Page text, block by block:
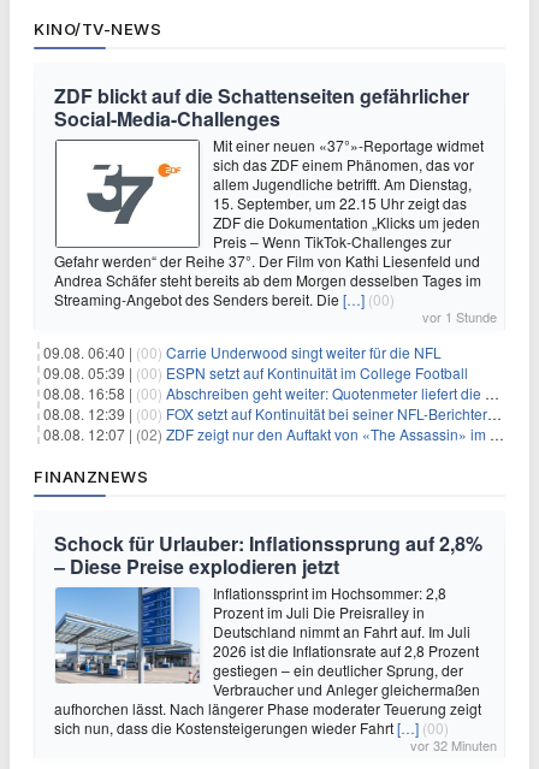
KINO/TV-NEWS
ZDF blickt auf die Schattenseiten gefährlicher
Social-Media-Challenges
Mit einer neuen «37°»-Reportage widmet
sich das ZDF einem Phänomen, das vor
allem Jugendliche betrifft. Am Dienstag,
15. September, um 22.15 Uhr zeigt das
ZDF die Dokumentation „Klicks um jeden
Preis – Wenn TikTok-Challenges zur
Gefahr werden“ der Reihe 37°. Der Film von Kathi Liesenfeld und
Andrea Schäfer steht bereits ab dem Morgen desselben Tages im
Streaming-Angebot des Senders bereit. Die […] (00)
vor 1 Stunde
09.08. 06:40 | (00) Carrie Underwood singt weiter für die NFL
09.08. 05:39 | (00) ESPN setzt auf Kontinuität im College Football
08.08. 16:58 | (00) Abschreiben geht weiter: Quotenmeter liefert die Vorlagen
08.08. 12:39 | (00) FOX setzt auf Kontinuität bei seiner NFL-Berichterstattung
08.08. 12:07 | (02) ZDF zeigt nur den Auftakt von «The Assassin» im Fernsehen
FINANZNEWS
Schock für Urlauber: Inflationssprung auf 2,8%
– Diese Preise explodieren jetzt
Inflationssprint im Hochsommer: 2,8
Prozent im Juli Die Preisralley in
Deutschland nimmt an Fahrt auf. Im Juli
2026 ist die Inflationsrate auf 2,8 Prozent
gestiegen – ein deutlicher Sprung, der
Verbraucher und Anleger gleichermaßen
aufhorchen lässt. Nach längerer Phase moderater Teuerung zeigt
sich nun, dass die Kostensteigerungen wieder Fahrt[…] (00)
vor 32 Minuten